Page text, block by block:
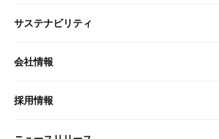
大和総研の強み
政策分析
書籍
セミナー トップ
現在受付中のセミナー・イベント
サステナビリティ
サステナビリティの取り組み
次世代社会への貢献
会社情報
会社情報 トップ
採用情報